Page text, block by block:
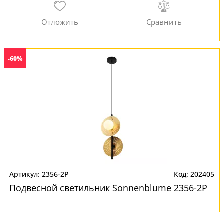
-60%
2356-2P 202405
Подвесной светильник Sonnenblume 2356-2P